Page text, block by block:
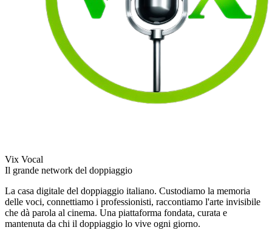
Vix Vocal
Il grande network del doppiaggio
La casa digitale del doppiaggio italiano. Custodiamo la memoria
delle voci, connettiamo i professionisti, raccontiamo l'arte invisibile
che dà parola al cinema. Una piattaforma fondata, curata e
mantenuta da chi il doppiaggio lo vive ogni giorno.